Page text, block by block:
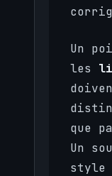
Un
les
que
Un
style